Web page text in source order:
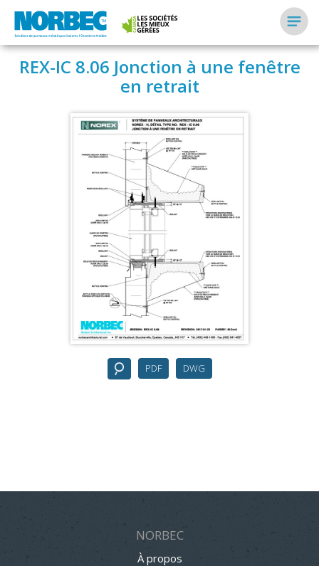
REX-IC 8.06 Jonction à une fenêtre
en retrait
PDF DWG
NORBEC
À propos